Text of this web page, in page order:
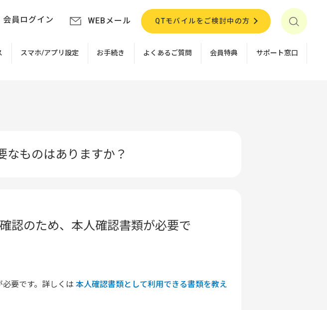
会員ログイン WEBメール QTモバイルをご検討中の方
スマホ/アプリ設定 お手続き よくあるご質問 会員特典 サポート窓口
なものはありますか？
認のため、本人確認書類が必要で
要です。詳しくは 本人確認書類として利用できる書類を教え